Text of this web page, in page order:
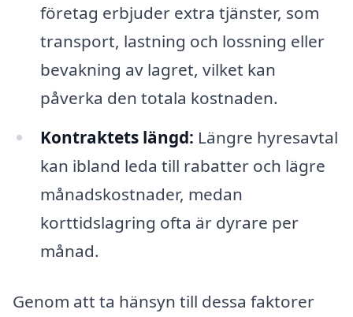
företag erbjuder extra tjänster, som
transport, lastning och lossning eller
bevakning av lagret, vilket kan
påverka den totala kostnaden.
Kontraktets längd: Längre hyresavtal
kan ibland leda till rabatter och lägre
månadskostnader, medan
korttidslagring ofta är dyrare per
månad.
Genom att ta hänsyn till dessa faktorer